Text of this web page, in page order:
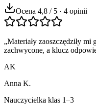
Ocena 4,8 / 5 · 4 opinii
„Materiały zaoszczędziły
zachwycone, a klucz
AK
Anna K.
Nauczycielka klas 1–3